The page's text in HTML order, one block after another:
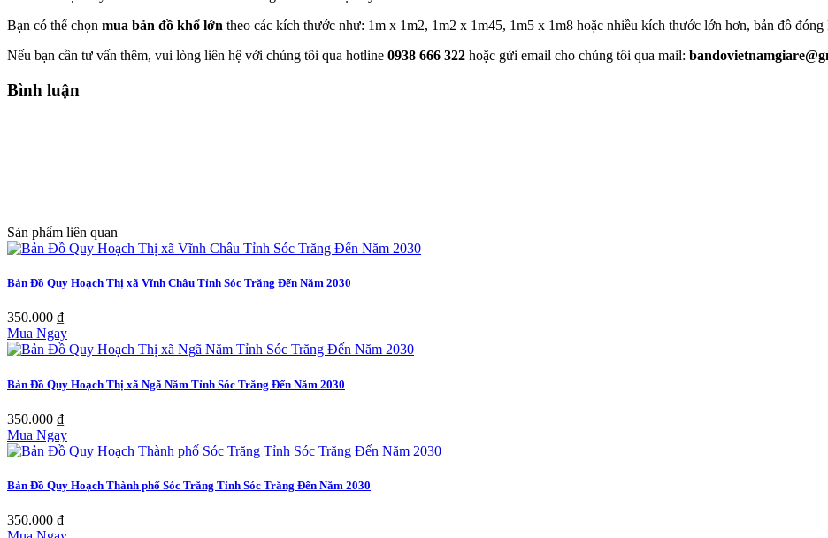
Bạn có thể chọn mua bản đồ khổ lớn theo các kích thước như: 1m x 1m2, 1m2 x 1m45, 1m5 x 1m8 hoặc nhiều kích thước lớn hơn, bản đồ
Nếu bạn cần tư vấn thêm, vui lòng liên hệ với chúng tôi qua hotline 0938 666 322 hoặc gửi email cho chúng tôi qua mail:
Bình luận
Sản phẩm liên quan
Bản Đồ Quy Hoạch Thị xã Vĩnh Châu Tỉnh Sóc Trăng Đến Năm 2030
350.000 ₫
Mua Ngay
Bản Đồ Quy Hoạch Thị xã Ngã Năm Tỉnh Sóc Trăng Đến Năm 2030
350.000 ₫
Mua Ngay
Bản Đồ Quy Hoạch Thành phố Sóc Trăng Tỉnh Sóc Trăng Đến Năm 2030
350.000 ₫